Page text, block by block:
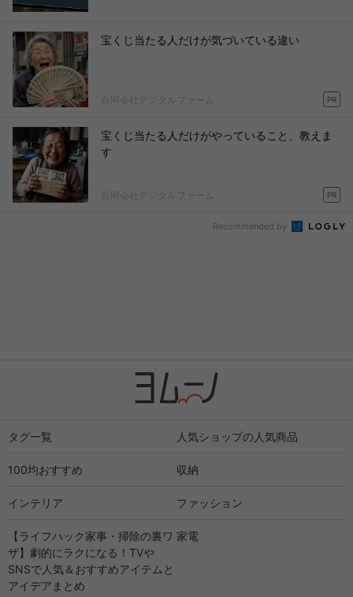
宝くじ当たる人だけが気づいている違い
合同会社デジタルファーム PR
宝くじ当たる人だけがやっていること、教えま
す
合同会社デジタルファーム PR
Recommended by
タグ一覧 人気ショップの人気商品
100均おすすめ 収納
インテリア ファッション
【ライフハック家事・掃除の裏ワ
ザ】劇的にラクになる！TVや
SNSで人気＆おすすめアイテムと
アイデアまとめ
家電